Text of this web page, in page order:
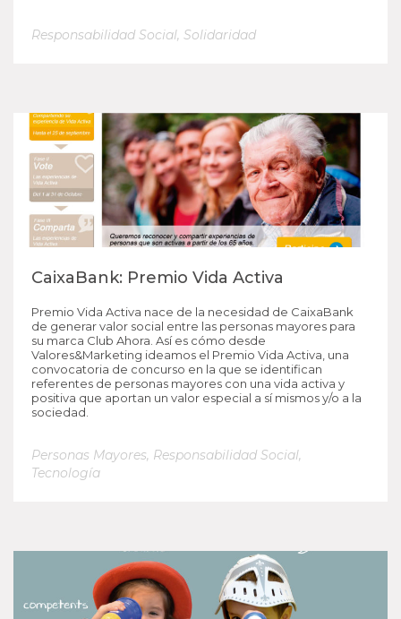
Responsabilidad Social, Solidaridad
CaixaBank: Premio Vida Activa
Premio Vida Activa nace de la necesidad de CaixaBank
de generar valor social entre las personas mayores para
su marca Club Ahora. Así es cómo desde
Valores&Marketing ideamos el Premio Vida Activa, una
convocatoria de concurso en la que se identifican
referentes de personas mayores con una vida activa y
positiva que aportan un valor especial a sí mismos y/o a la
sociedad.
Personas Mayores, Responsabilidad Social,
Tecnología